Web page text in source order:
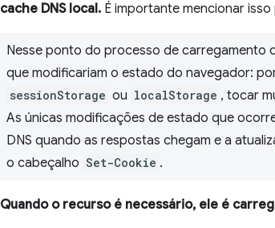
cache DNS local. É importante mencionar
Nesse ponto do processo de carregamento
que modificariam o estado do navegador:
sessionStorage ou localStorage , tocar
As únicas modificações de estado que
DNS quando as respostas chegam e a
o cabeçalho Set-Cookie .
Quando o recurso é necessário, ele é